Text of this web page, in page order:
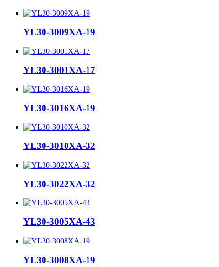
YL30-3009XA-19
YL30-3001XA-17
YL30-3016XA-19
YL30-3010XA-32
YL30-3022XA-32
YL30-3005XA-43
YL30-3008XA-19